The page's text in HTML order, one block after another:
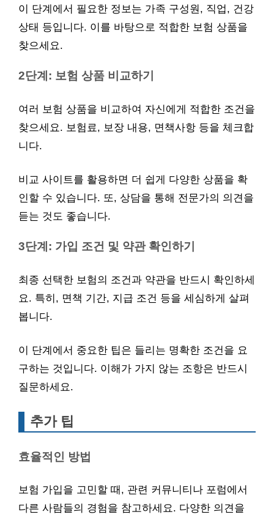
이 단계에서 필요한 정보는 가족 구성원, 직업, 건강
상태 등입니다. 이를 바탕으로 적합한 보험 상품을
찾으세요.
2단계: 보험 상품 비교하기
여러 보험 상품을 비교하여 자신에게 적합한 조건을
찾으세요. 보험료, 보장 내용, 면책사항 등을 체크합
니다.
비교 사이트를 활용하면 더 쉽게 다양한 상품을 확
인할 수 있습니다. 또, 상담을 통해 전문가의 의견을
듣는 것도 좋습니다.
3단계: 가입 조건 및 약관 확인하기
최종 선택한 보험의 조건과 약관을 반드시 확인하세
요. 특히, 면책 기간, 지급 조건 등을 세심하게 살펴
봅니다.
이 단계에서 중요한 팁은 들리는 명확한 조건을 요
구하는 것입니다. 이해가 가지 않는 조항은 반드시
질문하세요.
추가 팁
효율적인 방법
보험 가입을 고민할 때, 관련 커뮤니티나 포럼에서
다른 사람들의 경험을 참고하세요. 다양한 의견을